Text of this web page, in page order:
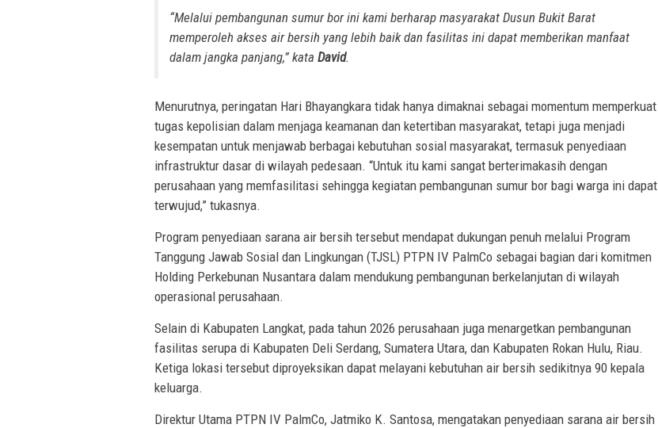
“Melalui pembangunan sumur bor ini kami berharap masyarakat Dusun Bukit Barat
memperoleh akses air bersih yang lebih baik dan fasilitas ini dapat memberikan manfaat
dalam jangka panjang,” kata David.
Menurutnya, peringatan Hari Bhayangkara tidak hanya dimaknai sebagai momentum memperkuat
tugas kepolisian dalam menjaga keamanan dan ketertiban masyarakat, tetapi juga menjadi
kesempatan untuk menjawab berbagai kebutuhan sosial masyarakat, termasuk penyediaan
infrastruktur dasar di wilayah pedesaan. “Untuk itu kami sangat berterimakasih dengan
perusahaan yang memfasilitasi sehingga kegiatan pembangunan sumur bor bagi warga ini dapat
terwujud,” tukasnya.
Program penyediaan sarana air bersih tersebut mendapat dukungan penuh melalui Program
Tanggung Jawab Sosial dan Lingkungan (TJSL) PTPN IV PalmCo sebagai bagian dari komitmen
Holding Perkebunan Nusantara dalam mendukung pembangunan berkelanjutan di wilayah
operasional perusahaan.
Selain di Kabupaten Langkat, pada tahun 2026 perusahaan juga menargetkan pembangunan
fasilitas serupa di Kabupaten Deli Serdang, Sumatera Utara, dan Kabupaten Rokan Hulu, Riau.
Ketiga lokasi tersebut diproyeksikan dapat melayani kebutuhan air bersih sedikitnya 90 kepala
keluarga.
Direktur Utama PTPN IV PalmCo, Jatmiko K. Santosa, mengatakan penyediaan sarana air bersih